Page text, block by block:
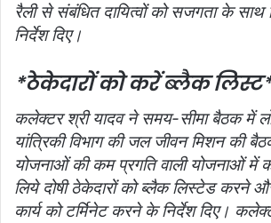
रैली से संबंधित दायित्वों को सजगता के साथ
निर्देश दिए।
*ठेकेदारों को करें ब्लैक
कलेक्टर श्री यादव ने समय-सीमा बैठक में
यांत्रिकी विभाग की जल जीवन मिशन की
योजनाओं की कम प्रगति वाली योजनाओं में
लिये दोषी ठेकेदारों को ब्लैक लिस्टेड
कार्य को टर्मिनेट करने के निर्देश दिए।